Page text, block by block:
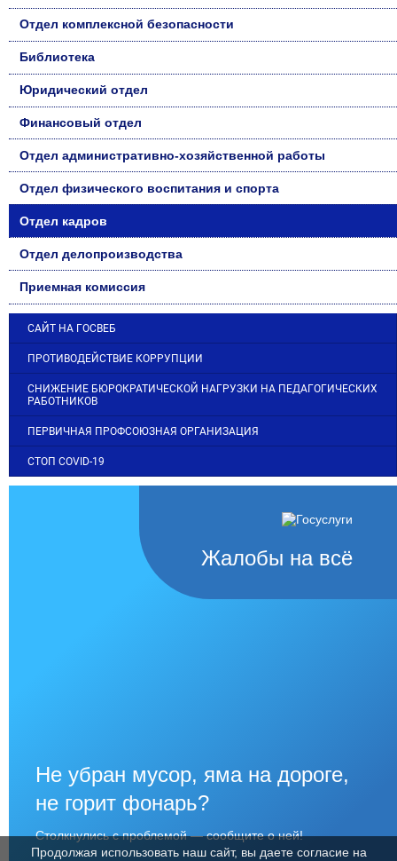
Отдел комплексной безопасности
Библиотека
Юридический отдел
Финансовый отдел
Отдел административно-хозяйственной работы
Отдел физического воспитания и спорта
Отдел кадров
Отдел делопроизводства
Приемная комиссия
САЙТ НА ГОСВЕБ
ПРОТИВОДЕЙСТВИЕ КОРРУПЦИИ
СНИЖЕНИЕ БЮРОКРАТИЧЕСКОЙ НАГРУЗКИ НА ПЕДАГОГИЧЕСКИХ
РАБОТНИКОВ
ПЕРВИЧНАЯ ПРОФСОЮЗНАЯ ОРГАНИЗАЦИЯ
СТОП COVID-19
Жалобы на всё
Не убран мусор, яма на дороге,
не горит фонарь?
Столкнулись с проблемой — сообщите о ней!
Продолжая использовать наш сайт, вы даете согласие на